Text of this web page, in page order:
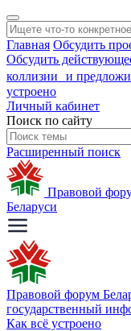
Главная Обсудить
Обсудить
коллизии и
устроено
Личный кабинет
Поиск по сайту
Расширенный поиск
Правовой
Беларуси
Правовой форум
государственный
Как всё устроено